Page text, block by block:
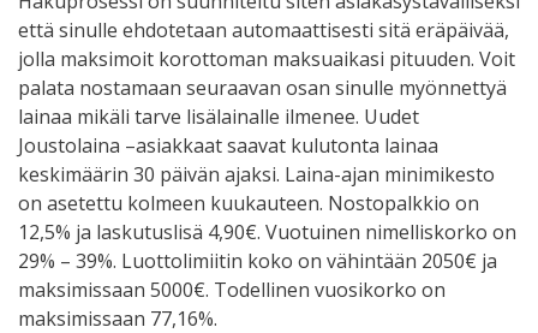
että sinulle ehdotetaan automaattisesti sitä eräpäivää,
jolla maksimoit korottoman maksuaikasi pituuden. Voit
palata nostamaan seuraavan osan sinulle myönnettyä
lainaa mikäli tarve lisälainalle ilmenee. Uudet
Joustolaina –asiakkaat saavat kulutonta lainaa
keskimäärin 30 päivän ajaksi. Laina-ajan minimikesto
on asetettu kolmeen kuukauteen. Nostopalkkio on
12,5% ja laskutuslisä 4,90€. Vuotuinen nimelliskorko on
29% – 39%. Luottolimiitin koko on vähintään 2050€ ja
maksimissaan 5000€. Todellinen vuosikorko on
maksimissaan 77,16%.